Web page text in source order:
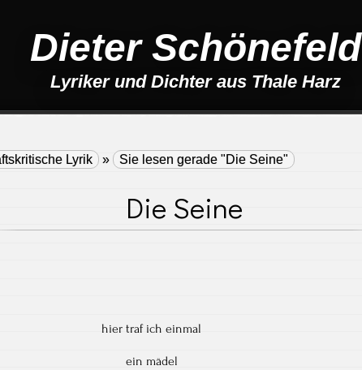
Dieter Schönefeld
Lyriker und Dichter aus Thale Harz
Lyrik » Sie lesen gerade "Die Seine"
Die Seine
hier traf ich einmal
ein mädel